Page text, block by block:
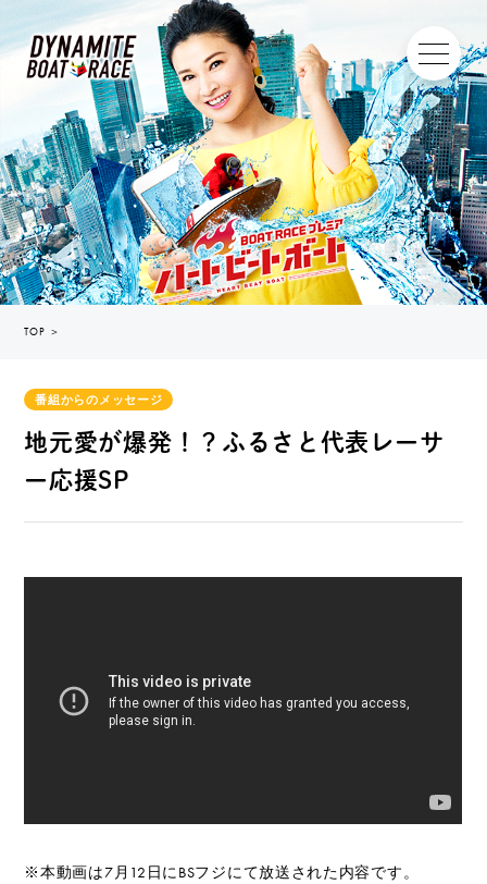
TOP ＞
番組からのメッセージ
地元愛が爆発！？ふるさと代表レーサ
ー応援SP
※本動画は7月12日にBSフジにて放送された内容です。